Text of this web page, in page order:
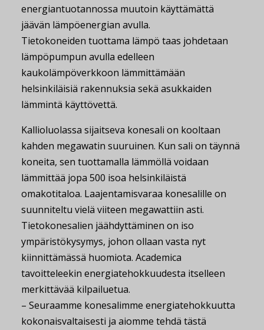
energiantuotannossa muutoin käyttämättä
jäävän lämpöenergian avulla.
Tietokoneiden tuottama lämpö taas johdetaan
lämpöpumpun avulla edelleen
kaukolämpöverkkoon lämmittämään
helsinkiläisiä rakennuksia sekä asukkaiden
lämmintä käyttövettä.
Kallioluolassa sijaitseva konesali on kooltaan
kahden megawatin suuruinen. Kun sali on täynnä
koneita, sen tuottamalla lämmöllä voidaan
lämmittää jopa 500 isoa helsinkiläistä
omakotitaloa. Laajentamisvaraa konesalille on
suunniteltu vielä viiteen megawattiin asti.
Tietokonesalien jäähdyttäminen on iso
ympäristökysymys, johon ollaan vasta nyt
kiinnittämässä huomiota. Academica
tavoitteleekin energiatehokkuudesta itselleen
merkittävää kilpailuetua.
– Seuraamme konesalimme energiatehokkuutta
kokonaisvaltaisesti ja aiomme tehdä tästä